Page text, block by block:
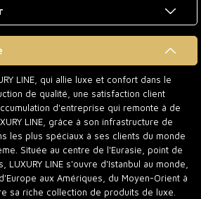
LINE, qui allie luxe et confort dans le
de qualité, une satisfaction client
d'entreprise qui remonte à de
LINE, grâce à son infrastructure de
les plus spéciaux à ses clients du monde
Située au centre de l'Eurasie, point de
LUXURY LINE s'ouvre d'Istanbul au monde,
aux Amériques, du Moyen-Orient à
sa riche collection de produits de luxe.